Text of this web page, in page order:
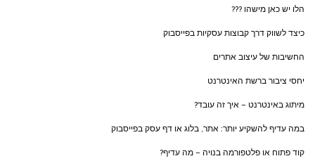
הלו יש כאן מישהו ???
כיצד לשווק דרך קבוצות עסקיות בפייסבוק
החשיבות של עיצוב אתרים
יחסי ציבור ברשת האינטרנט
מיתוג באינטרנט – איך זה עובד?
במה עדיף להשקיע יותר: אתר, בלוג או דף עסק בפייסבוק
קוד פתוח או פלטפורמה בנויה – מה עדיף?